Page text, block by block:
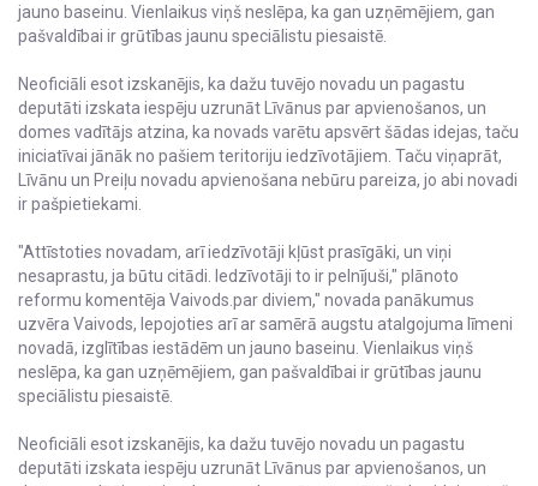
jauno baseinu. Vienlaikus viņš neslēpa, ka gan uzņēmējiem, gan
pašvaldībai ir grūtības jaunu speciālistu piesaistē.
Neoficiāli esot izskanējis, ka dažu tuvējo novadu un pagastu
deputāti izskata iespēju uzrunāt Līvānus par apvienošanos, un
domes vadītājs atzina, ka novads varētu apsvērt šādas idejas, taču
iniciatīvai jānāk no pašiem teritoriju iedzīvotājiem. Taču viņaprāt,
Līvānu un Preiļu novadu apvienošana nebūru pareiza, jo abi novadi
ir pašpietiekami.
"Attīstoties novadam, arī iedzīvotāji kļūst prasīgāki, un viņi
nesaprastu, ja būtu citādi. Iedzīvotāji to ir pelnījuši," plānoto
reformu komentēja Vaivods.par diviem," novada panākumus
uzvēra Vaivods, lepojoties arī ar samērā augstu atalgojuma līmeni
novadā, izglītības iestādēm un jauno baseinu. Vienlaikus viņš
neslēpa, ka gan uzņēmējiem, gan pašvaldībai ir grūtības jaunu
speciālistu piesaistē.
Neoficiāli esot izskanējis, ka dažu tuvējo novadu un pagastu
deputāti izskata iespēju uzrunāt Līvānus par apvienošanos, un